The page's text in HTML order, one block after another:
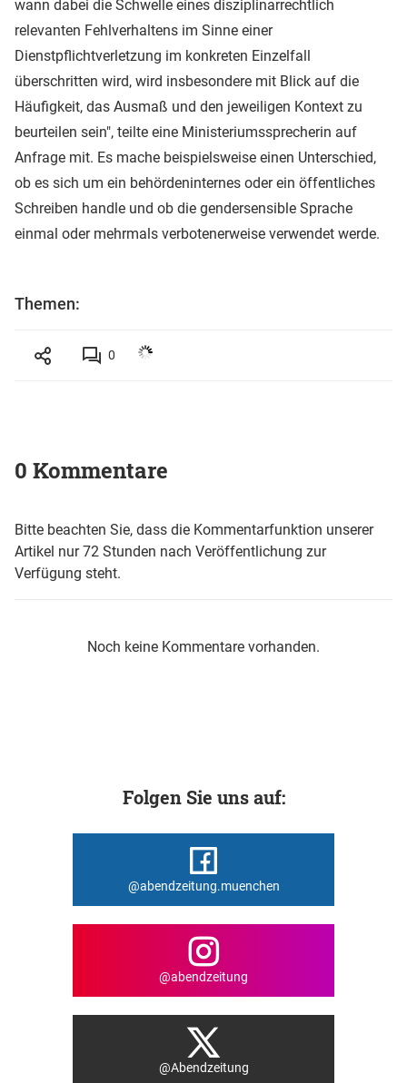
wann dabei die Schwelle eines disziplinarrechtlich
relevanten Fehlverhaltens im Sinne einer
Dienstpflichtverletzung im konkreten Einzelfall
überschritten wird, wird insbesondere mit Blick auf die
Häufigkeit, das Ausmaß und den jeweiligen Kontext zu
beurteilen sein", teilte eine Ministeriumssprecherin auf
Anfrage mit. Es mache beispielsweise einen Unterschied,
ob es sich um ein behördeninternes oder ein öffentliches
Schreiben handle und ob die gendersensible Sprache
einmal oder mehrmals verbotenerweise verwendet werde.
Themen:
0
0 Kommentare
Bitte beachten Sie, dass die Kommentarfunktion unserer
Artikel nur 72 Stunden nach Veröffentlichung zur
Verfügung steht.
Noch keine Kommentare vorhanden.
Folgen Sie uns auf:
@abendzeitung.muenchen
@abendzeitung
@Abendzeitung